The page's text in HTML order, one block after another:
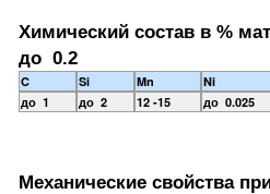
Химический состав в %
до 0.2
C Si Mn Ni
до 1
до 2 12 -15 до 0.025
Механические свойства